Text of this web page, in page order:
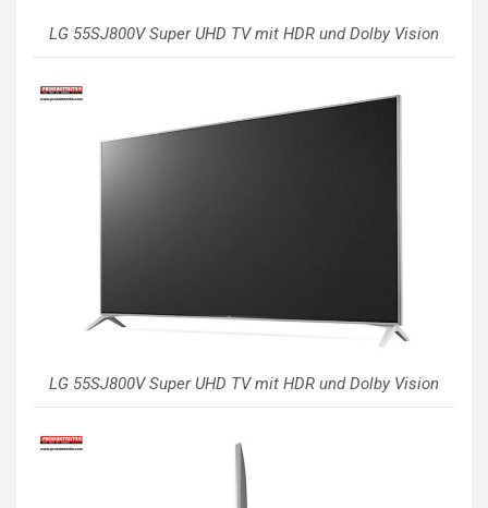
LG 55SJ800V Super UHD TV mit HDR und Dolby Vision
LG 55SJ800V Super UHD TV mit HDR und Dolby Vision